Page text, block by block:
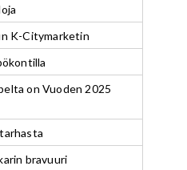
K-Citymarketin
on Vuoden 2025
bravuuri